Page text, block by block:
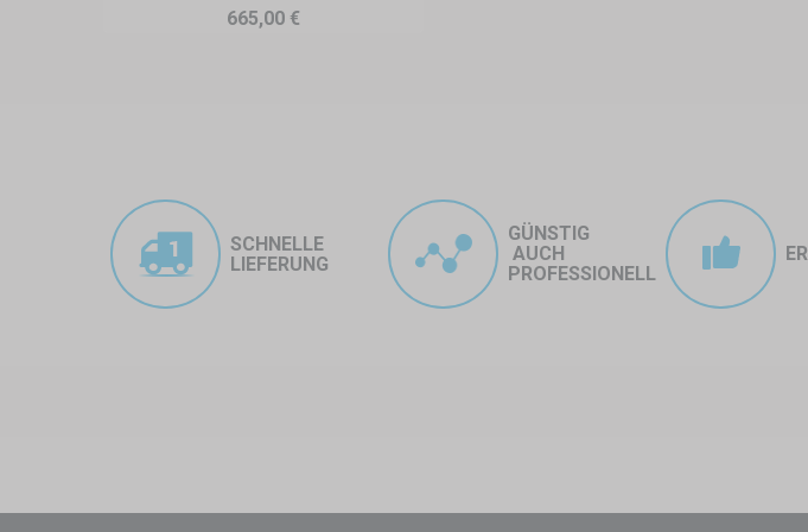
Ort erneut einsetzen. Sie benötigen wenig Platz und sind jederzeit
665,00 €
SCHNELLE
LIEFERUNG
GÜNSTIG
AUCH
PROFESSIONELL